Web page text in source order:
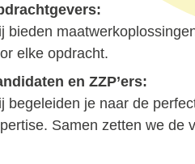
bieden
elke opdracht.
en ZZP’ers:
begeleiden je naar de
Samen zetten we de